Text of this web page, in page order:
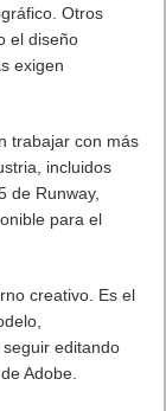
Otros
el diseño
exigen
trabajar con más
incluidos
de Runway,
para el
creativo. Es el
editando
Adobe.